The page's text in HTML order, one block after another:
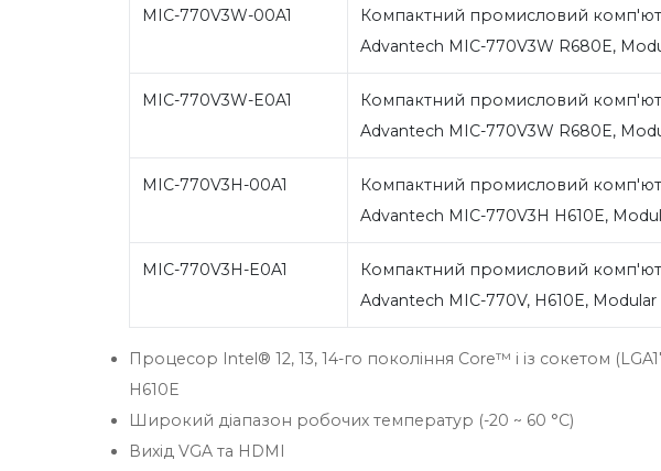
MIC-770V3W-00A1
Компактний промисловий
Advantech MIC-770V3W R680E,
MIC-770V3W-E0A1
Компактний промисловий
Advantech MIC-770V3W R680E,
MIC-770V3H-00A1
Компактний промисловий
Advantech MIC-770V3H H610E,
MIC-770V3H-E0A1
Компактний промисловий
Advantech MIC-770V, H610E, Modular
Процесор Intel® 12, 13, 14-го покоління Core™ i із сокетом
H610E
Широкий діапазон робочих температур (-20 ~ 60 °C)
Вихід VGA та HDMI